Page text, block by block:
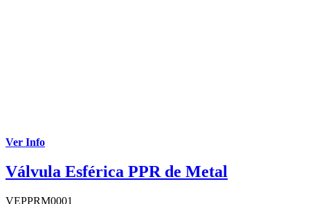
Ver Info
Válvula Esférica PPR de Metal
VEPPRM0001